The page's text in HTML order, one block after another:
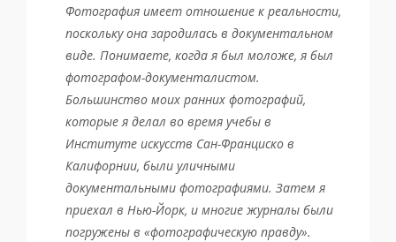
Фотография имеет отношение к реальности,
поскольку она зародилась в документальном
виде. Понимаете, когда я был моложе, я был
фотографом-документалистом.
Большинство моих ранних фотографий,
которые я делал во время учебы в
Институте искусств Сан-Франциско в
Калифорнии, были уличными
документальными фотографиями. Затем я
приехал в Нью-Йорк, и многие журналы были
погружены в «фотографическую правду».